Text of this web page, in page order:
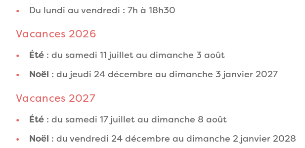
Du lundi au vendredi : 7h à 18h30
Vacances 2026
Été : du samedi 11 juillet au dimanche 3 août
Noël : du jeudi 24 décembre au dimanche 3 janvier 2027
Vacances 2027
Été : du samedi 17 juillet au dimanche 8 août
Noël : du vendredi 24 décembre au dimanche 2 janvier 2028